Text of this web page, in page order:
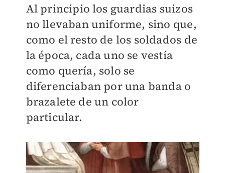
Al principio los guardias suizos
no llevaban uniforme, sino que,
como el resto de los soldados de
la época, cada uno se vestía
como quería, solo se
diferenciaban por una banda o
brazalete de un color
particular.